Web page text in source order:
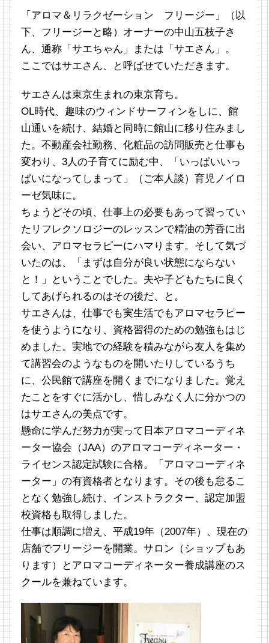
「アロマ＆リラクゼーション フリージー」（以
下、フリージーと略）オーナーの中山五枝子さ
ん、通称「サエちゃん」または「サエさん」。
ここではサエさん、と呼ばせていただきます。
サエさんは東京生まれの東京育ち。
OL時代、趣味のウィンドサーフィンをしに、館
山通いを続け、結婚と同時に館山に移り住みまし
た。不動産会社勤務、化粧品の訪問販売と仕事も
変わり、3人の子育てに励む中、「いっぱいいっ
ぱいになってしまって」（ご本人談）育児ノイロ
ーゼ気味に。
ちょうどその頃、仕事上の必要もあって習ってい
たリフレクソロジーのレッスンで精油の芳香に出
会い、アロマセラピーにハマります。そして気づ
いたのは、「まずは自分が良い状態にならない
と！」ということでした。夫や子どもたちに良く
してあげられるのはその後だ、と。
サエさんは、仕事でも実生活でもアロマセラピー
を使うようになり、資格習得のための勉強もはじ
めました。実地での経験を積みながら友人を集め
て講習会のようなものを開いたりしているうち
に、公民館で講座を開くまでになりました。覚え
たことをすぐに活かし、惜しみなく人に分かつの
はサエさんの美点です。
懸命に学んだ努力が実って日本アロマコーディネ
ーター協会（JAA）のアロマコーディネーター・
ライセンス認定試験に合格。「アロマコーディネ
ーター」の有資格者となります。その後も怠るこ
となく勉強し続け、インストラクター、認定加盟
校資格も取得しました。
仕事は順調に増え、平成19年（2007年）、現在の
店舗でフリージーを開業。サロン（ショップもあ
ります）とアロマコーディネーター養成講座のス
クールを兼ねています。